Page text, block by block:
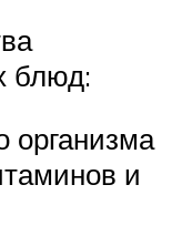
блюд:
организма
и